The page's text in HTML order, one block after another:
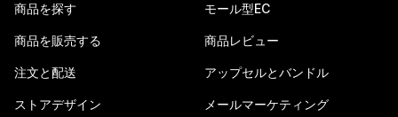
商品を探す
商品を販売する
注文と配送
ストアデザイン
モール型EC
商品レビュー
アップセルとバンドル
メールマーケティング